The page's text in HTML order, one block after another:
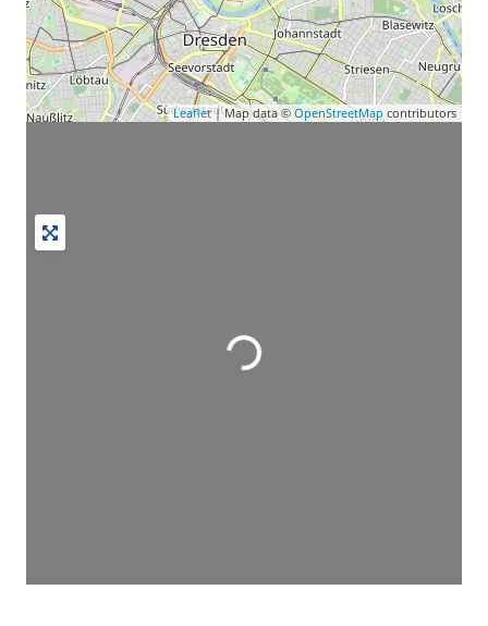
Leaflet| Map data © OpenStreetMap contributors
Wird geladen …